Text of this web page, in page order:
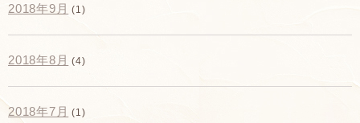
2018年9月 (1)
2018年8月 (4)
2018年7月 (1)